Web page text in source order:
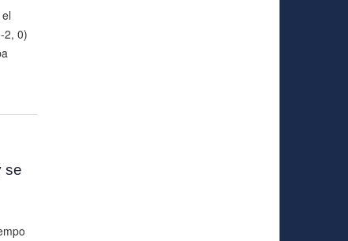
2, 0)
se